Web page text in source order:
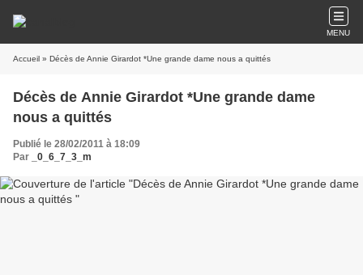
MENU
Accueil » Décès de Annie Girardot *Une grande dame nous a quittés
Décès de Annie Girardot *Une grande dame
nous a quittés
Publié le 28/02/2011 à 18:09
Par
_0_6_7_3_m